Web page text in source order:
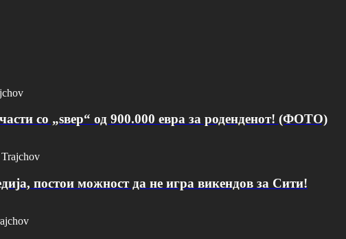
со „ѕвер“ од 900.000 евра за роденденот! (ФОТО)
постои можност да не игра викендов за Сити!